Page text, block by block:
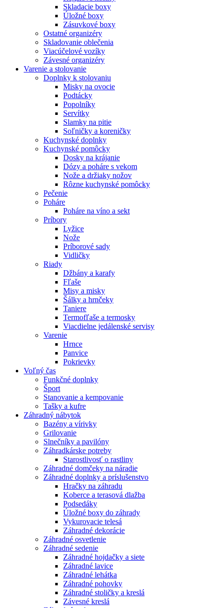
Skladacie boxy
Úložné boxy
Zásuvkové boxy
Ostatné organizéry
Skladovanie oblečenia
Viacúčelové vozíky
Závesné organizéry
Varenie a stolovanie
Doplnky k stolovaniu
Misky na ovocie
Podtácky
Popolníky
Servítky
Slamky na pitie
Soľničky a koreničky
Kuchynské doplnky
Kuchynské pomôcky
Dosky na krájanie
Dózy a poháre s vekom
Nože a držiaky nožov
Rôzne kuchynské pomôcky
Pečenie
Poháre
Poháre na víno a sekt
Príbory
Lyžice
Nože
Príborové sady
Vidličky
Riady
Džbány a karafy
Fľaše
Misy a misky
Šálky a hrnčeky
Taniere
Termofľaše a termosky
Viacdielne jedálenské servisy
Varenie
Hrnce
Panvice
Pokrievky
Voľný čas
Funkčné doplnky
Šport
Stanovanie a kempovanie
Tašky a kufre
Záhradný nábytok
Bazény a vírivky
Grilovanie
Slnečníky a pavilóny
Záhradkárske potreby
Starostlivosť o rastliny
Záhradné domčeky na náradie
Záhradné doplnky a príslušenstvo
Hračky na záhradu
Koberce a terasová dlažba
Podsedáky
Úložné boxy do záhrady
Vykurovacie telesá
Záhradné dekorácie
Záhradné osvetlenie
Záhradné sedenie
Záhradné hojdačky a siete
Záhradné lavice
Záhradné lehátka
Záhradné pohovky
Záhradné stoličky a kreslá
Závesné kreslá